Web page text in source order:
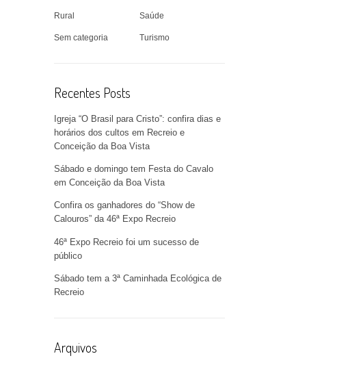
Rural Saúde
Sem categoria Turismo
Recentes Posts
Igreja “O Brasil para Cristo”: confira dias e
horários dos cultos em Recreio e
Conceição da Boa Vista
Sábado e domingo tem Festa do Cavalo
em Conceição da Boa Vista
Confira os ganhadores do “Show de
Calouros” da 46ª Expo Recreio
46ª Expo Recreio foi um sucesso de
público
Sábado tem a 3ª Caminhada Ecológica de
Recreio
Arquivos